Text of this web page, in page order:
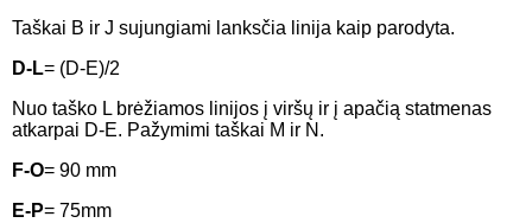
Taškai B ir J sujungiami lanksčia linija kaip parodyta.
D-L= (D-E)/2
Nuo taško L brėžiamos linijos į viršų ir į apačią statmenas
atkarpai D-E. Pažymimi taškai M ir N.
F-O= 90 mm
E-P= 75mm